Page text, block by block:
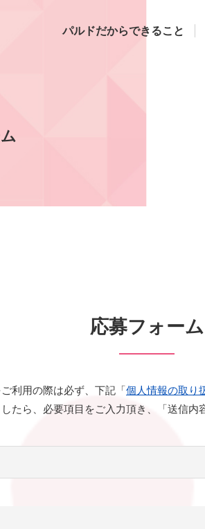
パルドだからできること
応募フォーム
利用の際は必ず、下記「個人情報の取り
たら、必要項目をご入力頂き、「送信内